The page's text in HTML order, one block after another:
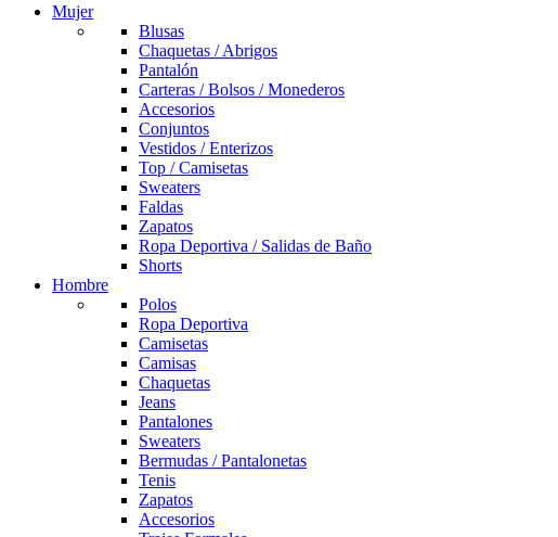
Mujer
Blusas
Chaquetas / Abrigos
Pantalón
Carteras / Bolsos / Monederos
Accesorios
Conjuntos
Vestidos / Enterizos
Top / Camisetas
Sweaters
Faldas
Zapatos
Ropa Deportiva / Salidas de Baño
Shorts
Hombre
Polos
Ropa Deportiva
Camisetas
Camisas
Chaquetas
Jeans
Pantalones
Sweaters
Bermudas / Pantalonetas
Tenis
Zapatos
Accesorios